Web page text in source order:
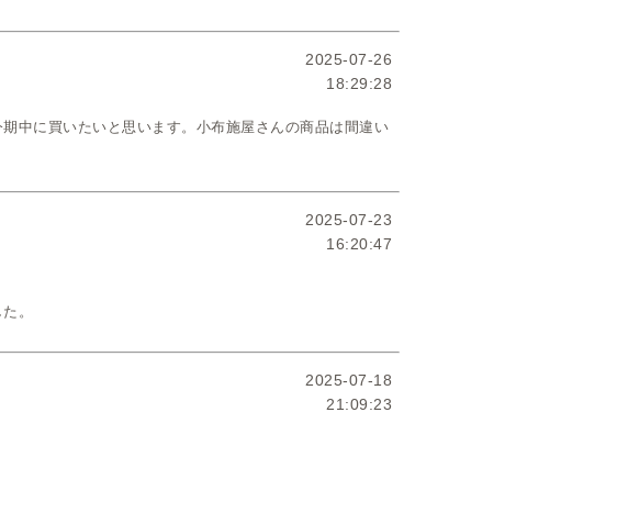
2025-07-26
18:29:28
中に買いたいと思います。小布施屋さんの商品は間違い
2025-07-23
16:20:47
。
2025-07-18
21:09:23